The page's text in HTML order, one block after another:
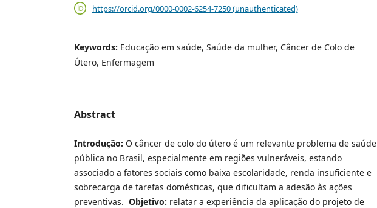
https://orcid.org/0000-0002-6254-7250 (unauthenticated)
Keywords: Educação em saúde, Saúde da mulher, Câncer de Colo de
Útero, Enfermagem
Abstract
Introdução: O câncer de colo do útero é um relevante problema de saúde
pública no Brasil, especialmente em regiões vulneráveis, estando
associado a fatores sociais como baixa escolaridade, renda insuficiente e
sobrecarga de tarefas domésticas, que dificultam a adesão às ações
preventivas. Objetivo: relatar a experiência da aplicação do projeto de